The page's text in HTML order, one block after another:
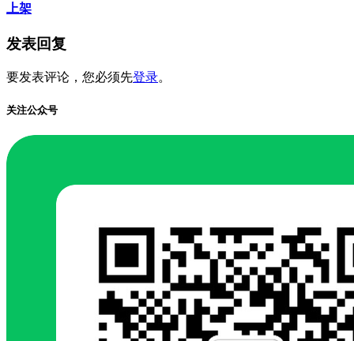
上架
发表回复
要发表评论，您必须先登录。
关注公众号